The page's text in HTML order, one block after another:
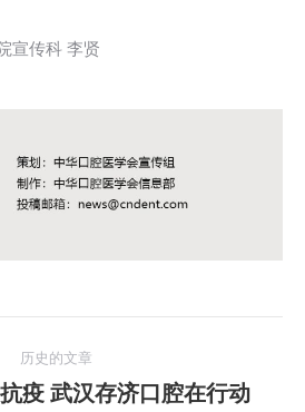
宣传科 李贤
历史的文章
历
疫 武汉存济口腔在行动